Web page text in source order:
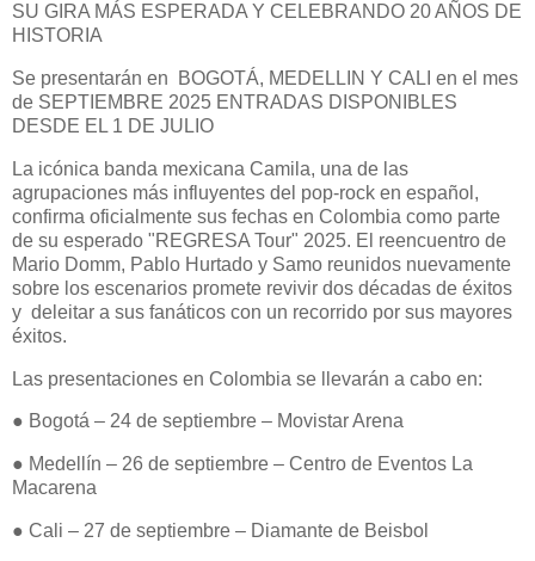
SU GIRA MÁS ESPERADA Y CELEBRANDO 20 AÑOS DE
HISTORIA
Se presentarán en BOGOTÁ, MEDELLIN Y CALI en el mes
de SEPTIEMBRE 2025 ENTRADAS DISPONIBLES
DESDE EL 1 DE JULIO
La icónica banda mexicana Camila, una de las
agrupaciones más influyentes del pop-rock en español,
confirma oficialmente sus fechas en Colombia como parte
de su esperado "REGRESA Tour" 2025. El reencuentro de
Mario Domm, Pablo Hurtado y Samo reunidos nuevamente
sobre los escenarios promete revivir dos décadas de éxitos
y deleitar a sus fanáticos con un recorrido por sus mayores
éxitos.
Las presentaciones en Colombia se llevarán a cabo en:
● Bogotá – 24 de septiembre – Movistar Arena
● Medellín – 26 de septiembre – Centro de Eventos La
Macarena
● Cali – 27 de septiembre – Diamante de Beisbol